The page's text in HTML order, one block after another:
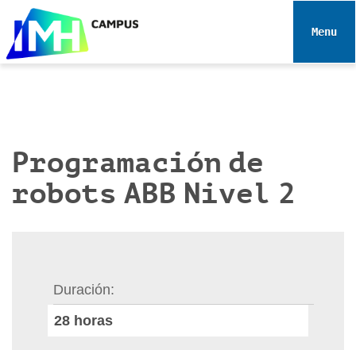
e
Toggle
Programación de
robots ABB Nivel 2
Duración
28 horas